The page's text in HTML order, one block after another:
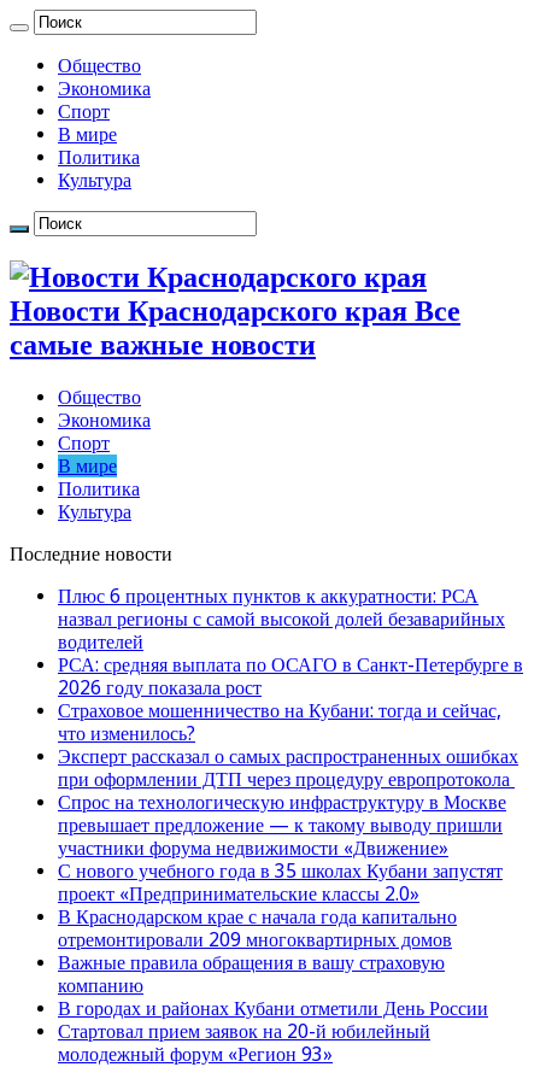
Общество
Экономика
Спорт
В мире
Политика
Культура
Новости Краснодарского края Все
самые важные новости
Общество
Экономика
Спорт
В мире
Политика
Культура
Последние новости
Плюс 6 процентных пунктов к аккуратности: РСА
назвал регионы с самой высокой долей безаварийных
водителей
РСА: средняя выплата по ОСАГО в Санкт-Петербурге в
2026 году показала рост
Страховое мошенничество на Кубани: тогда и сейчас,
что изменилось?
Эксперт рассказал о самых распространенных ошибках
при оформлении ДТП через процедуру европротокола
Спрос на технологическую инфраструктуру в Москве
превышает предложение — к такому выводу пришли
участники форума недвижимости «Движение»
С нового учебного года в 35 школах Кубани запустят
проект «Предпринимательские классы 2.0»
В Краснодарском крае с начала года капитально
отремонтировали 209 многоквартирных домов
Важные правила обращения в вашу страховую
компанию
В городах и районах Кубани отметили День России
Стартовал прием заявок на 20-й юбилейный
молодежный форум «Регион 93»